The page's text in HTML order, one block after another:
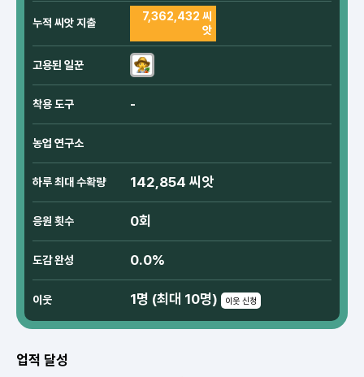
누적 씨앗 지출
7,362,432 씨
앗
고용된 일꾼
착용 도구 -
농업 연구소
하루 최대 수확량 142,854 씨앗
응원 횟수 0회
도감 완성 0.0%
이웃 1명 (최대 10명) 이웃 신청
업적 달성